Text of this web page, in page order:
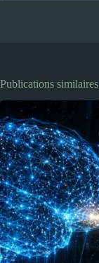
Publications similaires